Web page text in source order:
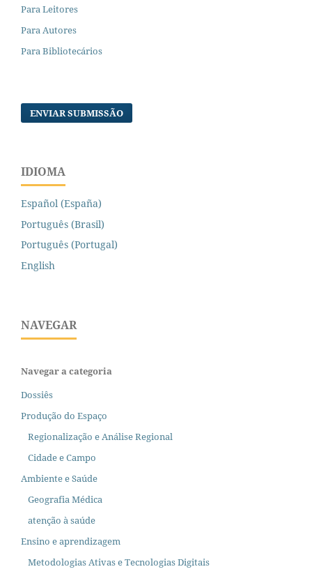
Para Leitores
Para Autores
Para Bibliotecários
ENVIAR SUBMISSÃO
IDIOMA
Español (España)
Português (Brasil)
Português (Portugal)
English
NAVEGAR
Navegar a categoria
Dossiês
Produção do Espaço
Regionalização e Análise Regional
Cidade e Campo
Ambiente e Saúde
Geografia Médica
atenção à saúde
Ensino e aprendizagem
Metodologias Ativas e Tecnologias Digitais